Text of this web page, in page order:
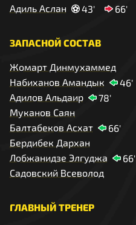
Адиль Аслан
43' 66'
ЗАПАСНОЙ СОСТАВ
Жомарт Динмухаммед
Набиханов Амандык
46'
Адилов Альдаир
78'
Муканов Саян
Балтабеков Асхат
66'
Бердибек Дархан
Лобжанидзе Элгуджа
66'
Садовский Всеволод
ГЛАВНЫЙ ТРЕНЕР